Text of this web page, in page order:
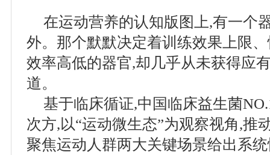
在运动营养的认知版图上,有一个
外。那个默默决定着训练效果上限
效率高低的器官,却几乎从未获得应
道。
基于临床循证,中国临床益生菌
次方,以“运动微生态”为观察视角,推
聚焦运动人群两大关键场景给出系